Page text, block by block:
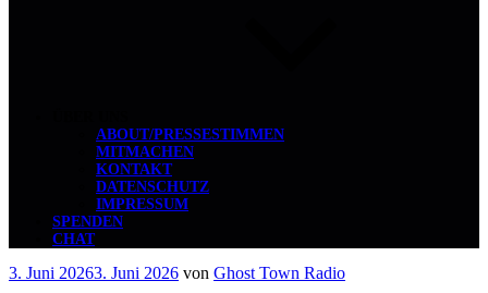
ABOUT/PRESSESTIMMEN
MITMACHEN
KONTAKT
DATENSCHUTZ
IMPRESSUM
SPENDEN
CHAT
Veröffentlicht
3. Juni 20263. Juni 2026 von Ghost Town Radio